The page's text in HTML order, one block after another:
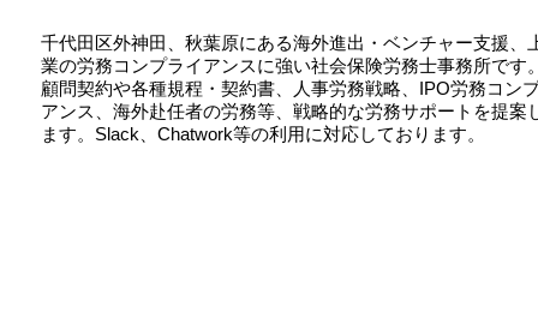
千代田区外神田、秋葉原にある海外進出・ベンチャー支援、
業の労務コンプライアンスに強い社会保険労務士事務所です
顧問契約や各種規程・契約書、人事労務戦略、IPO労務コン
アンス、海外赴任者の労務等、戦略的な労務サポートを提案
ます。Slack、Chatwork等の利用に対応しております。